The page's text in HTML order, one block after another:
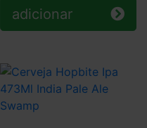
adicionar